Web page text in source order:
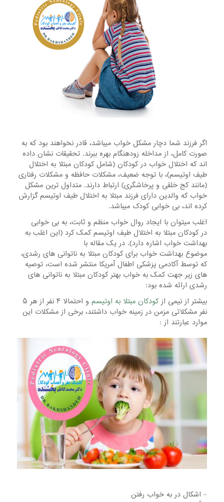
اگر فرزند شما دچار مشکل خواب میباشد، قادر نخواهند بود که به
صورت کامل، از مداخله زودهنگام بهره ببرند. تحقیقات نشان داده
اند که اختلال خواب در کودکان (شامل کودکان مبتلا به اختلال
طیف اوتیسم)، با توجه ضعیف، مشکلات حافظه و مشکلات رفتاری
(مانند کج خلقی و پرخاشگری) ارتباط دارند. متداول ترین مشکل
خواب که والدین دارای فرزند مبتلا به اختلال طیف اوتیسم گزارش
کرده اند، بی خوابی کودک میباشد.
اغلب میتوان با ایجاد روال خواب منظم و ثابت، به بی خوابی
در کودکان مبتلا به اختلال طیف اوتیسم کمک کرد (این اغلب به
بهداشت خواب اشاره دارد). در یک مقاله با
موضوع بهداشت خواب برای کودکان مبتلا به ناتوانی های رشدی،
که توسط آکادمی پزشکی اطفال آمریکا منتشر شده است، توصیه
های زیر جهت کمک به خواب بهتر کودکان مبتلا به ناتوانی های
رشدی ارائه شده بود:
بیشتر از نیمی ازکودکان مبتلا به اوتیسم
و احتمالا ۴ نفر از هر ۵
نفر مشکلاتی مزمن در زمینه خواب داشتند، برخی از مشکلات این
موارد عبارتند از :
– اشکال در به خواب رفتن